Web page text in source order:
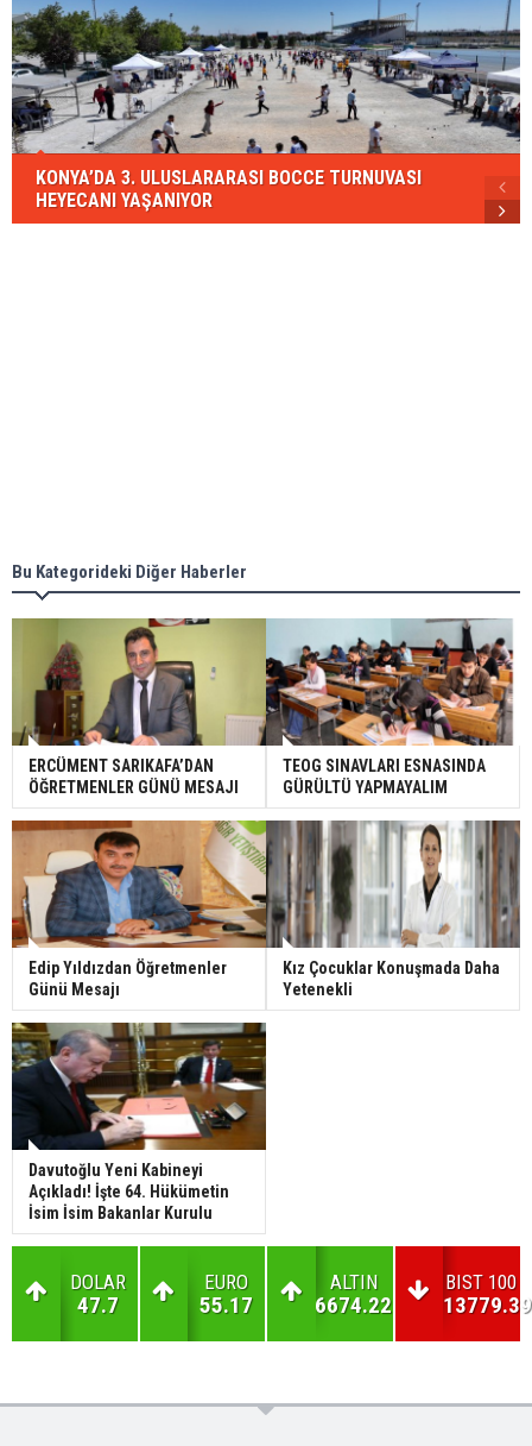
KONYA’DA 3. ULUSLARARASI BOCCE TURNUVASI
HEYECANI YAŞANIYOR
Bu Kategorideki Diğer Haberler
ERCÜMENT SARIKAFA’DAN
ÖĞRETMENLER GÜNÜ MESAJI
TEOG SINAVLARI ESNASINDA
GÜRÜLTÜ YAPMAYALIM
Edip Yıldızdan Öğretmenler
Günü Mesajı
Kız Çocuklar Konuşmada Daha
Yetenekli
Davutoğlu Yeni Kabineyi
Açıkladı! İşte 64. Hükümetin
İsim İsim Bakanlar Kurulu
DOLAR
47.7
EURO
55.17
ALTIN
6674.22
BIST 100
13779.39